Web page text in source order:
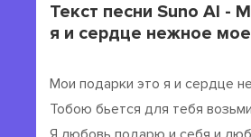
Текст песни Suno AI -
я и сердце нежное мое
Мои подарки это я и сердце
Тобою бьется для тебя